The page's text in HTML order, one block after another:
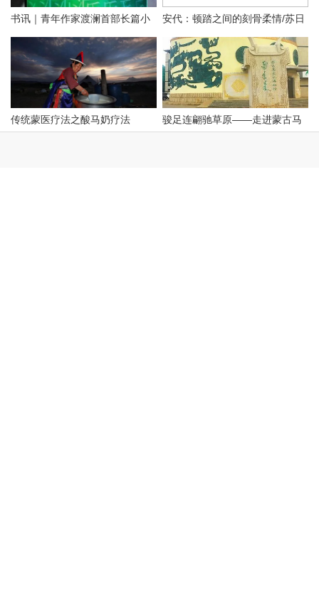
书讯｜青年作家渡澜首部长篇小
说《常俗派》出版发行
安代：顿踏之间的刻骨柔情/苏日
塔拉图/
传统蒙医疗法之酸马奶疗法
骏足连翩驰草原——走进蒙古马